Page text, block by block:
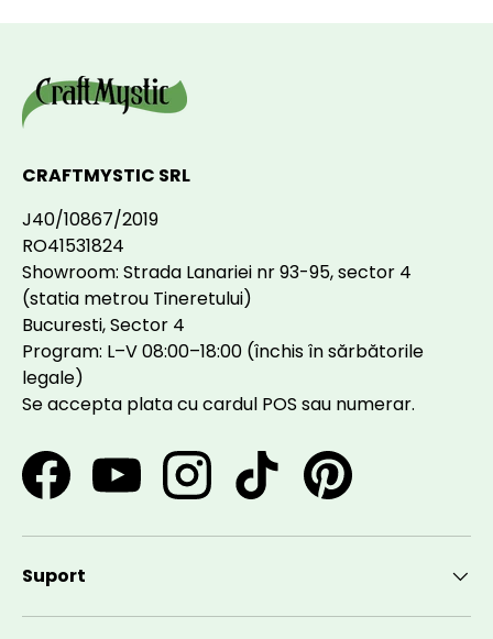
CRAFTMYSTIC SRL
J40/10867/2019
RO41531824
Showroom: Strada Lanariei nr 93-95, sector 4
(statia metrou Tineretului)
Bucuresti, Sector 4
Program: L–V 08:00–18:00 (închis în sărbătorile
legale)
Se accepta plata cu cardul POS sau numerar.
FacebookYouTubeInstagramTikTok Pinterest
Suport